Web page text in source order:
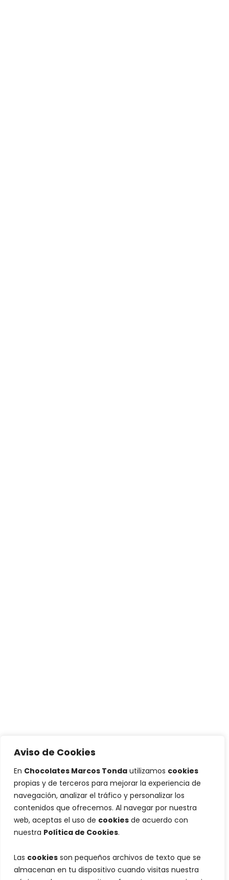
Aviso de Cookies
En Chocolates Marcos Tonda utilizamos cookies
propias y de terceros para mejorar la experiencia de
navegación, analizar el tráfico y personalizar los
contenidos que ofrecemos. Al navegar por nuestra
web, aceptas el uso de cookies de acuerdo con
nuestra Política de Cookies.
Las cookies son pequeños archivos de texto que se
almacenan en tu dispositivo cuando visitas nuestra